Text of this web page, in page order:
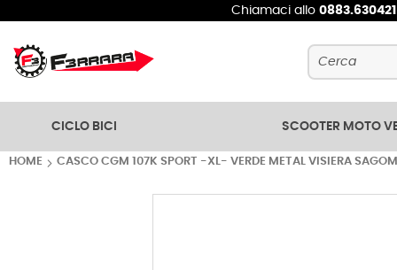
Chiamaci allo 0883.630421
Cerca
CICLO BICI SCOOTER MOTO
HOME CASCO CGM 107K SPORT -XL- VERDE METAL VISIERA